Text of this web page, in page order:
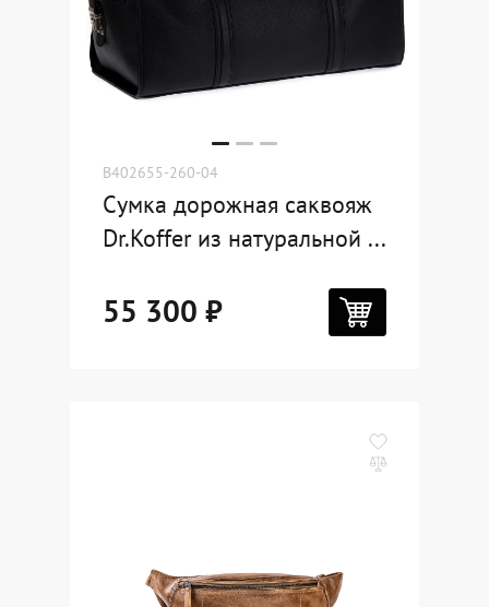
B402655-260-04
Сумка дорожная саквояж
Dr.Koffer из натуральной ...
55 300 ₽